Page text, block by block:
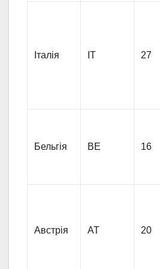
Італія IT 27
Бельгія BE 16
Австрія AT 20